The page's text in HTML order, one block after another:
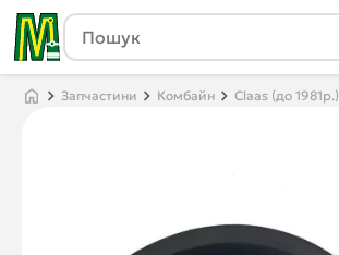
Запчастини Комбайн Claas (до 1981р.)